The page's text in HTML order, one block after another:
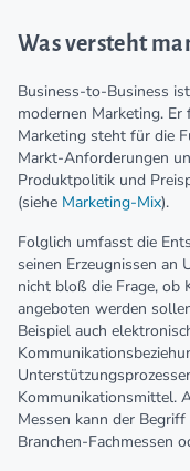
Was versteht
Business-to-Business
modernen Marketing.
Marketing steht für die
Markt-Anforderungen
Produktpolitik und
(siehe Marketing-Mix).
Folglich umfasst die
seinen Erzeugnissen an
nicht bloß die Frage, ob
angeboten werden
Beispiel auch
Kommunikationsmittel.
Messen kann der
Branchen-Fachmessen